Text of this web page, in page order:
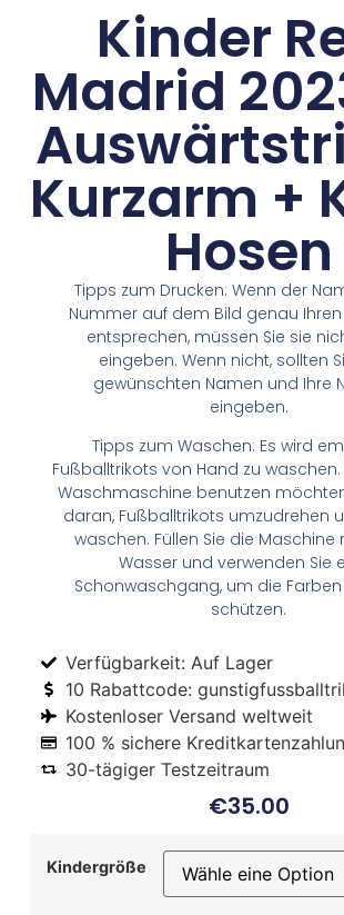
Kinder
Madrid
Kurzarm +
Hosen
Tipps zum Drucken: Wenn der
Nummer auf dem Bild genau
entsprechen, müssen Sie sie
eingeben. Wenn nicht, sollten
gewünschten Namen und Ihre
eingeben.
Tipps zum Waschen: Es wird
Fußballtrikots von Hand zu waschen.
Waschmaschine benutzen
daran, Fußballtrikots umzudrehen
waschen. Füllen Sie die Maschine
Wasser und verwenden Sie
Schonwaschgang, um die
schützen.
Verfügbarkeit: Auf Lager
10 Rabattcode:
Kostenloser Versand weltweit
100 % sichere
30-tägiger Testzeitraum
€35.00
Kindergröße